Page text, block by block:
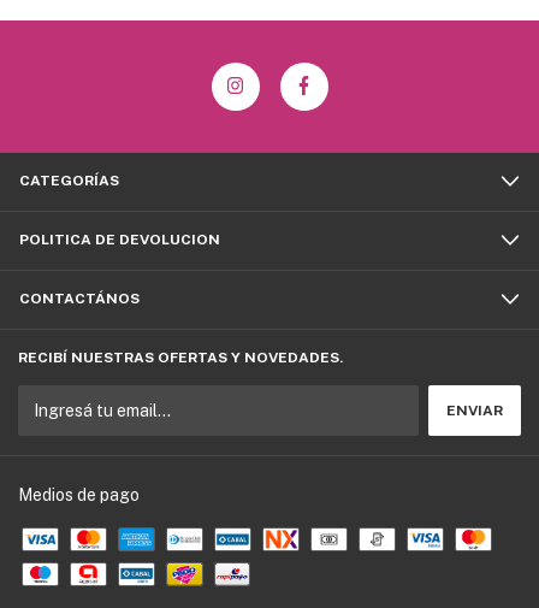
CATEGORÍAS
POLITICA DE DEVOLUCION
CONTACTÁNOS
RECIBÍ NUESTRAS OFERTAS Y NOVEDADES.
Medios de pago